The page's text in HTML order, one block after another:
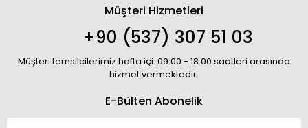
Müşteri Hizmetleri
+90 (537) 307 51 03
Müşteri temsilcilerimiz hafta içi: 09:00 - 18:00 saatleri arasında
hizmet vermektedir.
E-Bülten Abonelik